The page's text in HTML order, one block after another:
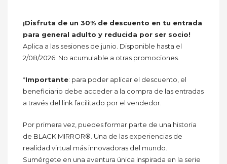
¡Disfruta de un 30% de descuento en tu entrada
para general adulto y reducida por ser socio!
Aplica a las sesiones de junio. Disponible hasta el
2/08/2026. No acumulable a otras promociones.
*Importante: para poder aplicar el descuento, el
beneficiario debe acceder a la compra de las entradas
a través del link facilitado por el vendedor.
Por primera vez, puedes formar parte de una historia
de BLACK MIRROR®. Una de las experiencias de
realidad virtual más innovadoras del mundo.
Sumérgete en una aventura única inspirada en la serie